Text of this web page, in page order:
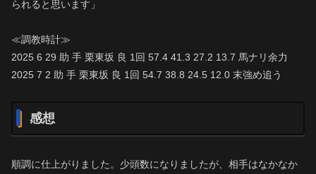
られると思います」
≪調教時計≫
2025 6 29 助 手 栗東坂 良 1回 57.4 41.3 27.2 13.7 馬ナリ余力
2025 7 2 助 手 栗東坂 良 1回 54.7 38.8 24.5 12.0 末強め追う
感想
順調に仕上がりました。少頭数になりましたが、相手はなかなか